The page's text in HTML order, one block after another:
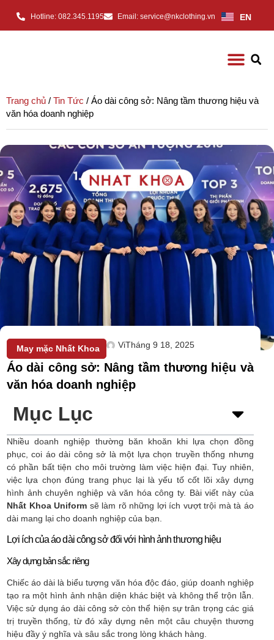
Hotline: 082.345.1195 Email: service@nkclothing.vn EN
Trang chủ / Tin Tức / Áo dài công sở: Nâng tầm thương hiệu và
văn hóa doanh nghiệp
May mặc Nhất Khoa ViTháng 9 18, 2025
Áo dài công sở: Nâng tầm thương hiệu và
văn hóa doanh nghiệp
Mục Lục
Nhiều doanh nghiệp thường băn khoăn khi lựa chọn đồng
phục, coi áo dài công sở là một lựa chọn truyền thống nhưng
có phần bất tiện cho môi trường làm việc hiện đại. Tuy nhiên,
việc lựa chọn đúng trang phục lại là yếu tố cốt lõi xây dựng
hình ảnh chuyên nghiệp và văn hóa công ty. Bài viết này của
Nhất Khoa Uniform sẽ làm rõ những lợi ích vượt trội mà tà áo
dài mang lại cho doanh nghiệp của bạn.
Lợi ích của áo dài công sở đối với hình ảnh thương hiệu
Xây dựng bản sắc riêng
Chiếc áo dài là biểu tượng văn hóa độc đáo, giúp doanh nghiệp
tạo ra một hình ảnh nhận diện khác biệt và không thể trộn lẫn.
Việc sử dụng áo dài công sở còn thể hiện sự trân trọng các giá
trị truyền thống, từ đó xây dựng nên một câu chuyện thương
hiệu đầy ý nghĩa và sâu sắc trong lòng khách hàng.